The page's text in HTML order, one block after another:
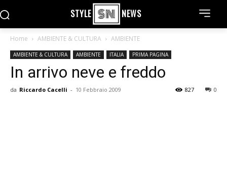
STYLE NEWS
Home AMBIENTE & CULTURA AMBIENTE
AMBIENTE & CULTURA AMBIENTE ITALIA PRIMA PAGINA
In arrivo neve e freddo
da Riccardo Cacelli - 10 Febbraio 2009 0
827